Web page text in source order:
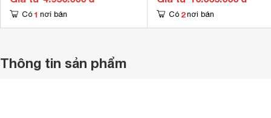
Có 1 nơi bán Có 2 nơi bán
Thông tin sản phẩm